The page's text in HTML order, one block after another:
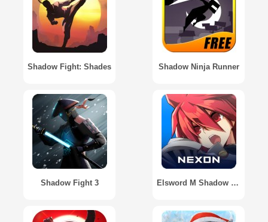
Shadow Fight: Shades Shadow Ninja Runner
Shadow Fight 3 Elsword M Shadow of Luna